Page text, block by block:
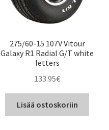
275/60-15 107V Vitour
Galaxy R1 Radial G/T white
letters
133.95€
Lisää ostoskoriin